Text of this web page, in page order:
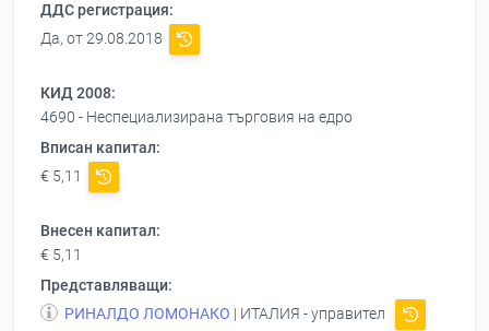
ДДС регистрация:
Да, от 29.08.2018
КИД 2008:
4690 - Неспециализирана търговия на едро
Вписан капитал:
€ 5,11
Внесен капитал:
€ 5,11
Представляващи:
РИНАЛДО ЛОМОНАКО | ИТАЛИЯ - управител